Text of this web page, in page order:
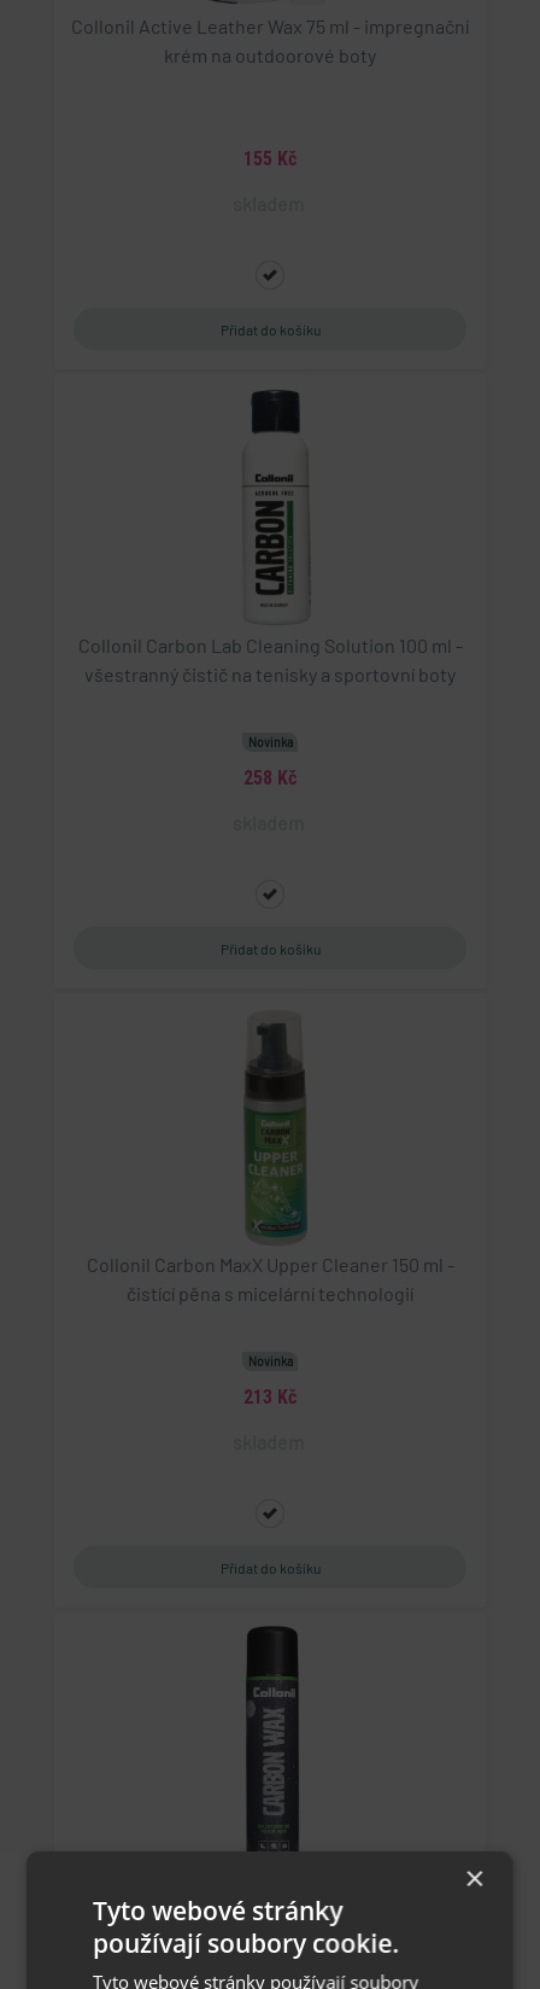
Collonil Active Leather Wax 75 ml - impregnační
krém na outdoorové boty
155 Kč
Collonil Carbon Lab Cleaning Solution 100 ml -
všestranný čistič na tenisky a sportovní boty
Novinka
258 Kč
Collonil Carbon MaxX Upper Cleaner 150 ml -
čistící pěna s micelární technologií
Novinka
213 Kč
Collonil Carbon Wax 300 ml - pečující impregnace×
Tyto webové stránky
používají soubory cookie.
Tyto webové stránky používají soubory